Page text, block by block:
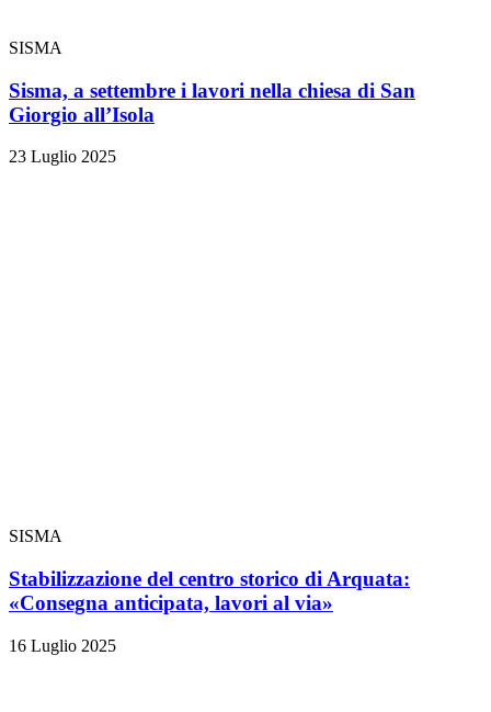
SISMA
Sisma, a settembre i lavori nella chiesa di San
Giorgio all’Isola
23 Luglio 2025
SISMA
Stabilizzazione del centro storico di Arquata:
«Consegna anticipata, lavori al via»
16 Luglio 2025